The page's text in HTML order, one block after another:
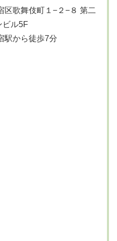
区歌舞伎町１−２−８ 第二
ビル5F
駅から徒歩7分